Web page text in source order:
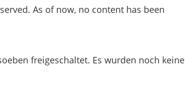
As of now, no content has been
freigeschaltet. Es wurden noch keine